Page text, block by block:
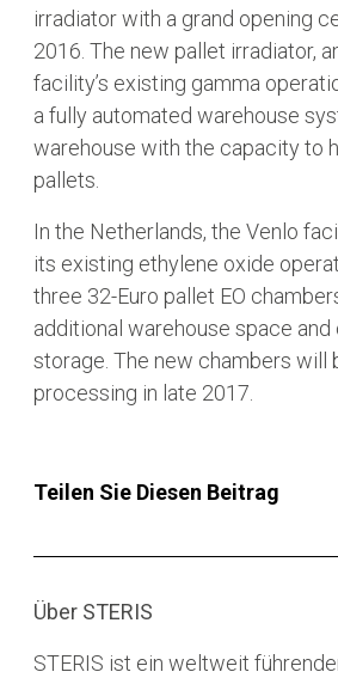
irradiator with a grand opening
2016. The new pallet irradiator,
facility’s existing gamma
a fully automated warehouse
warehouse with the capacity to
pallets.
In the Netherlands, the Venlo
its existing ethylene oxide
three 32-Euro pallet EO
additional warehouse space
storage. The new chambers will
processing in late 2017.
Teilen Sie Diesen Beitrag
Über STERIS
STERIS ist ein weltweit